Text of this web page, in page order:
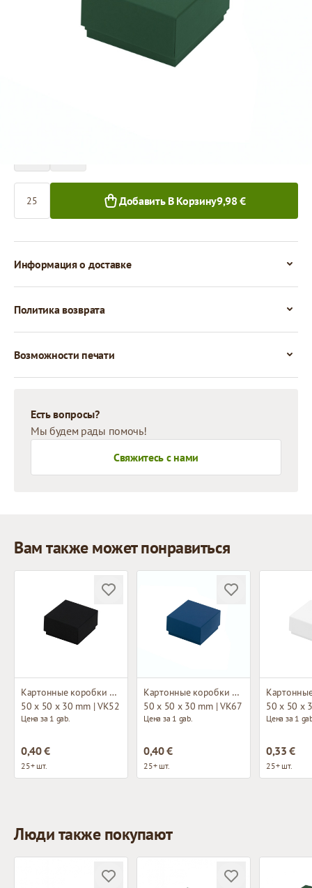
Tовар можно получить в пункте выдачи.
Добавить В Корзину9,98 €
Информация о доставке
Политика возврата
Возможности печати
Есть вопросы?
Мы будем рады помочь!
Свяжитесь с нами
Вам также может понравиться
Картонные коробки без окна
50 x 50 x 30 mm | VK52
Цена за 1 gab.
0,40 €
25+ шт.
Картонные коробки без окна
50 x 50 x 30 mm | VK67
Цена за 1 gab.
0,40 €
25+ шт.
50 x 50 x
Цена за 1
0,33 €
25+ шт.
Люди также покупают